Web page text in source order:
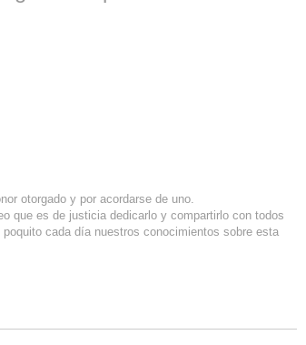
otorgado y por acordarse de uno.
que es de justicia dedicarlo y compartirlo con todos
cada día nuestros conocimientos sobre esta